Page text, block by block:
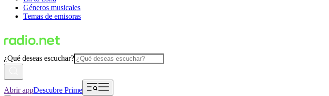
Géneros musicales
Temas de emisoras
¿Qué deseas escuchar?
Abrir appDescubre Prime